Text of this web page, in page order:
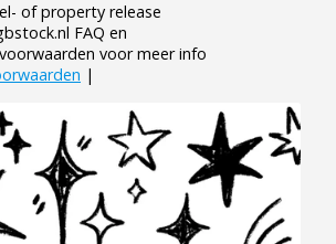
of property release
FAQ en
voor meer info
|